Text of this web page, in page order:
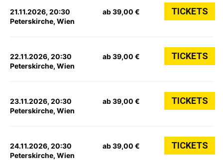
21.11.2026, 20:30
Peterskirche, Wien
ab 39,00 € TICKETS
22.11.2026, 20:30
Peterskirche, Wien
ab 39,00 € TICKETS
23.11.2026, 20:30
Peterskirche, Wien
ab 39,00 € TICKETS
24.11.2026, 20:30
Peterskirche, Wien
ab 39,00 € TICKETS